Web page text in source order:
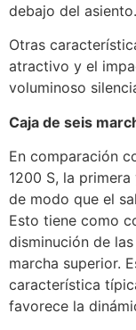
debajo del asiento.
Otras
atractivo y el
voluminoso
Caja de seis
En comparación
1200 S, la
de modo que el
Esto tiene como
disminución de
marcha superior.
característica
favorece la